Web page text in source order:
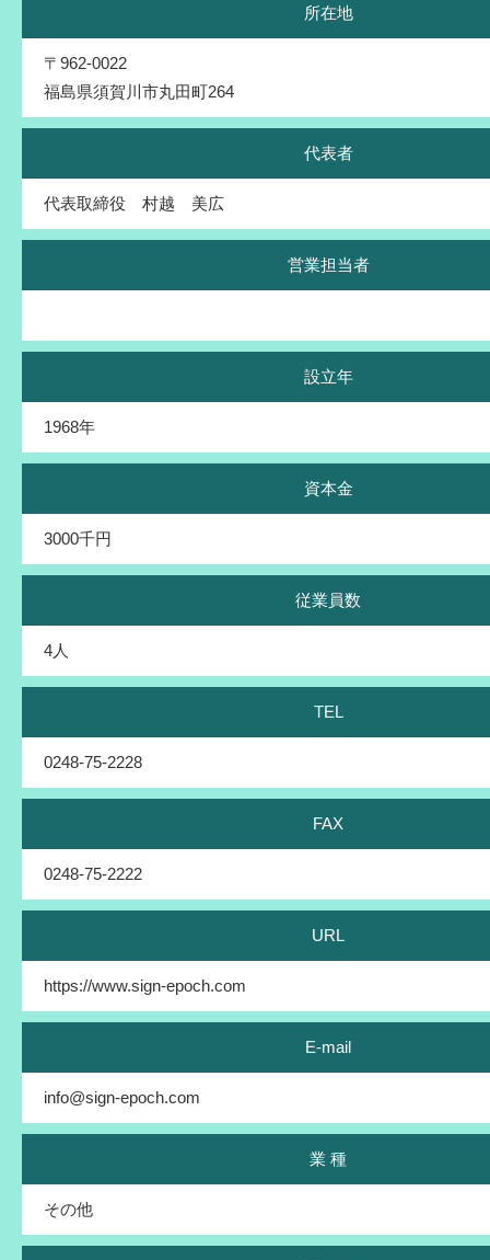
所在地
〒962-0022
福島県須賀川市丸田町264
代表者
代表取締役 村越 美広
営業担当者
設立年
1968年
資本金
3000千円
従業員数
4人
TEL
0248-75-2228
FAX
0248-75-2222
URL
https://www.sign-epoch.com
E-mail
info@sign-epoch.com
業 種
その他